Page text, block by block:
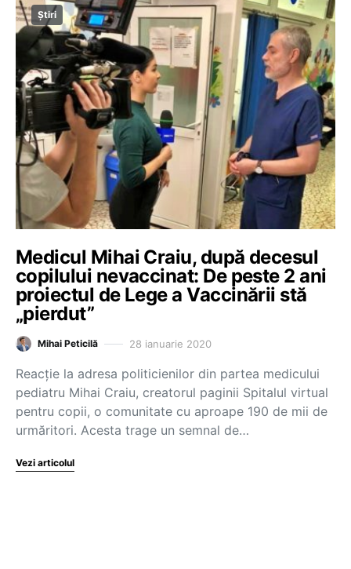
Știri
Medicul Mihai Craiu, după decesul
copilului nevaccinat: De peste 2 ani
proiectul de Lege a Vaccinării stă
„pierdut”
Mihai Peticilă 28 ianuarie 2020
Reacție la adresa politicienilor din partea medicului
pediatru Mihai Craiu, creatorul paginii Spitalul virtual
pentru copii, o comunitate cu aproape 190 de mii de
urmăritori. Acesta trage un semnal de…
Vezi articolul